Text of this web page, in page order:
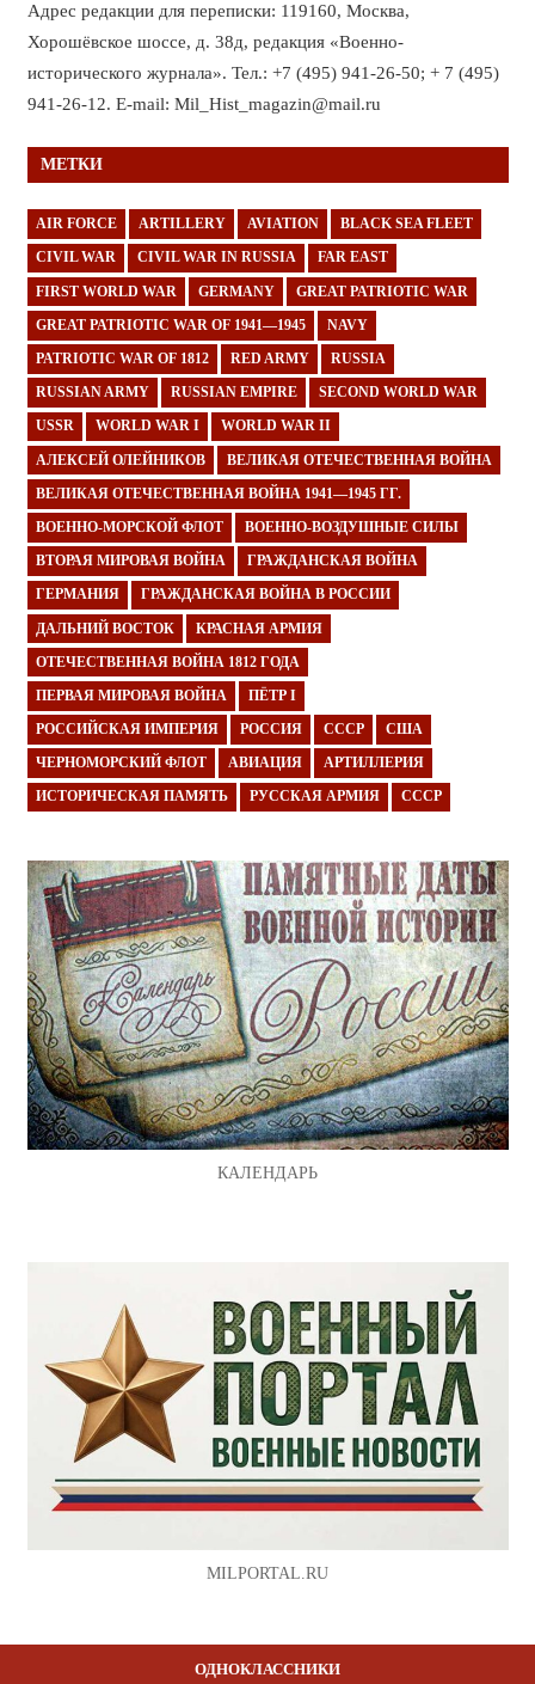
Адрес редакции для переписки: 119160, Москва,
Хорошёвское шоссе, д. 38д, редакция «Военно-
исторического журнала». Тел.: +7 (495) 941-26-50; + 7 (495)
941-26-12. E-mail: Mil_Hist_magazin@mail.ru
МЕТКИ
AIR FORCE ARTILLERY AVIATION BLACK SEA FLEET
CIVIL WAR CIVIL WAR IN RUSSIA FAR EAST
FIRST WORLD WAR GERMANY GREAT PATRIOTIC WAR
GREAT PATRIOTIC WAR OF 1941—1945 NAVY
PATRIOTIC WAR OF 1812 RED ARMY RUSSIA
RUSSIAN ARMY RUSSIAN EMPIRE SECOND WORLD WAR
USSR WORLD WAR I WORLD WAR II
АЛЕКСЕЙ ОЛЕЙНИКОВ ВЕЛИКАЯ ОТЕЧЕСТВЕННАЯ ВОЙНА
ВЕЛИКАЯ ОТЕЧЕСТВЕННАЯ ВОЙНА 1941—1945 ГГ.
ВОЕННО-МОРСКОЙ ФЛОТ ВОЕННО-ВОЗДУШНЫЕ СИЛЫ
ВТОРАЯ МИРОВАЯ ВОЙНА ГРАЖДАНСКАЯ ВОЙНА
ГЕРМАНИЯ ГРАЖДАНСКАЯ ВОЙНА В РОССИИ
ДАЛЬНИЙ ВОСТОК КРАСНАЯ АРМИЯ
ОТЕЧЕСТВЕННАЯ ВОЙНА 1812 ГОДА
ПЕРВАЯ МИРОВАЯ ВОЙНА ПЁТР I
РОССИЙСКАЯ ИМПЕРИЯ РОССИЯ СССР США
ЧЕРНОМОРСКИЙ ФЛОТ АВИАЦИЯ АРТИЛЛЕРИЯ
ИСТОРИЧЕСКАЯ ПАМЯТЬ РУССКАЯ АРМИЯ СССР
КАЛЕНДАРЬ
MILPORTAL.RU
ОДНОКЛАССНИКИ